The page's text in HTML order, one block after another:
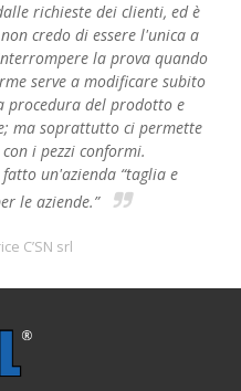
richieste dei clienti, ed è
credo di essere l'unica a
la prova quando
serve a modificare subito
procedura del prodotto e
ma soprattutto ci permette
i pezzi conformi.
un'azienda “taglia e
le aziende.”
C’SN srl